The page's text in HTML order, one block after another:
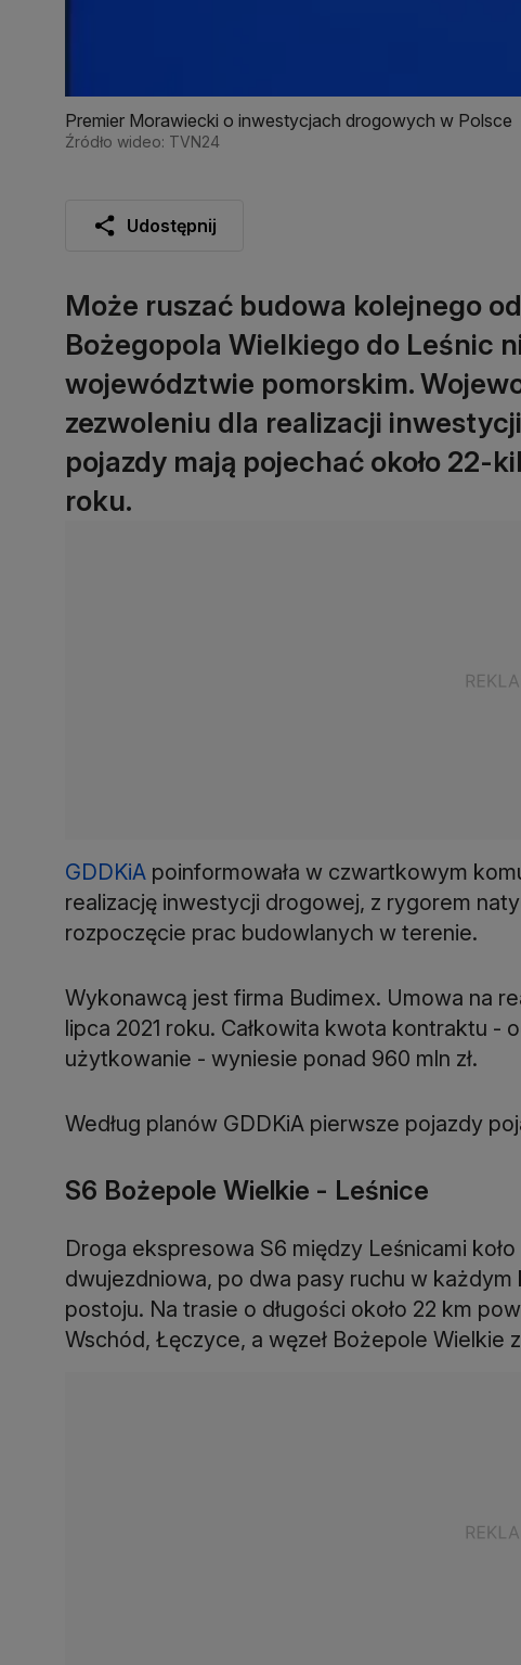
Premier Morawiecki o inwestycjach drogowych w Polsce
Źródło wideo: TVN24
Udostępnij
Może ruszać budowa kolejnego
Bożegopola Wielkiego do Leśnic
województwie pomorskim.
zezwoleniu dla realizacji
pojazdy mają pojechać około
roku.
GDDKiA poinformowała w czwartkowym
realizację inwestycji drogowej, z rygorem
rozpoczęcie prac budowlanych w terenie.
Wykonawcą jest firma Budimex. Umowa na
lipca 2021 roku. Całkowita kwota kontraktu -
użytkowanie - wyniesie ponad 960 mln zł.
Według planów GDDKiA pierwsze pojazdy
S6 Bożepole Wielkie - Leśnice
Droga ekspresowa S6 między Leśnicami
dwujezdniowa, po dwa pasy ruchu w
postoju. Na trasie o długości około 22 km
Wschód, Łęczyce, a węzeł Bożepole Wielkie